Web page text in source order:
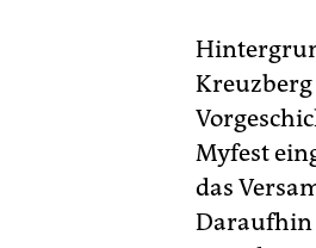
Myfest
das
Daraufhin